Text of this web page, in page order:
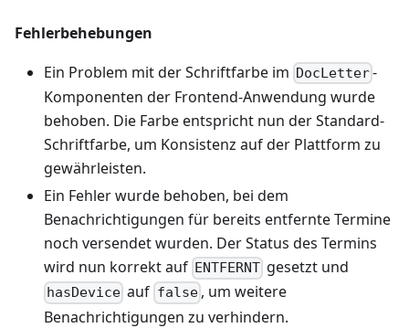
Fehlerbehebungen
Ein Problem mit der Schriftfarbe im DocLetter-
Komponenten der Frontend-Anwendung wurde
behoben. Die Farbe entspricht nun der Standard-
Schriftfarbe, um Konsistenz auf der Plattform zu
gewährleisten.
Ein Fehler wurde behoben, bei dem
Benachrichtigungen für bereits entfernte Termine
noch versendet wurden. Der Status des Termins
wird nun korrekt auf ENTFERNT gesetzt und
hasDevice auf false, um weitere
Benachrichtigungen zu verhindern.